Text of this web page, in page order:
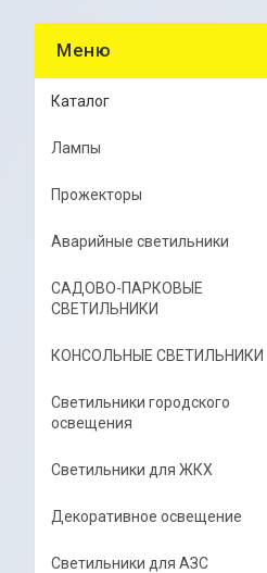
Каталог
Лампы
Прожекторы
Аварийные светильники
САДОВО-ПАРКОВЫЕ
СВЕТИЛЬНИКИ
КОНСОЛЬНЫЕ СВЕТИЛЬНИКИ
Светильники городского
освещения
Светильники для ЖКХ
Декоративное освещение
Светильники для АЗС